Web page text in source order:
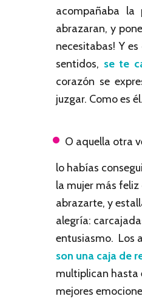
acompañaba
abrazaran, y
necesitabas! Y
sentidos, se te
corazón se
juzgar. Como es él.
O aquella otra
lo habías
la mujer más
abrazarte, y
alegría:
entusiasmo. Los
son una caja de
multiplican hasta
mejores